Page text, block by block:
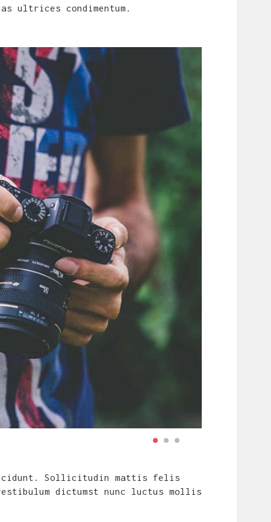
ultrices condimentum.
Sollicitudin mattis felis
dictumst nunc luctus mollis